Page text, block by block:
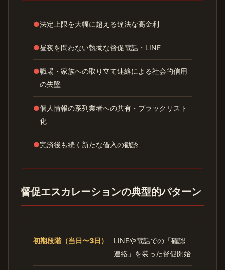
●法定上限を大幅に超える違法な高金利
●昼夜を問わない執拗な督促電話・LINE
●職場・家族への取り立て連絡による社会的信用
の失墜
●個人情報の系列業者への共有・ブラックリスト
化
●完済後も続く新たな借入の勧誘
督促エスカレーションの典型的パターン
初期段階（当日〜3日）
LINEや電話での「確認
連絡」を装った督促開始